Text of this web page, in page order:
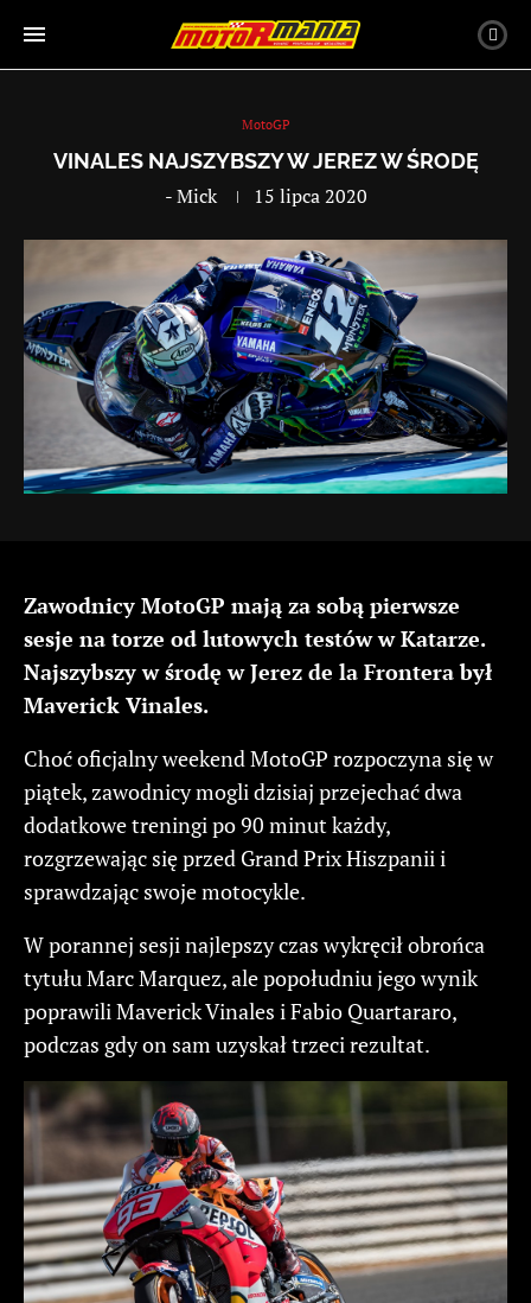
MotoGP
VINALES NAJSZYBSZY W JEREZ W ŚRODĘ
-Mick 15 lipca 2020
Zawodnicy MotoGP mają za sobą pierwsze
sesje na torze od lutowych testów w Katarze.
Najszybszy w środę w Jerez de la Frontera był
Maverick Vinales.
Choć oficjalny weekend MotoGP rozpoczyna się w
piątek, zawodnicy mogli dzisiaj przejechać dwa
dodatkowe treningi po 90 minut każdy,
rozgrzewając się przed Grand Prix Hiszpanii i
sprawdzając swoje motocykle.
W porannej sesji najlepszy czas wykręcił obrońca
tytułu Marc Marquez, ale popołudniu jego wynik
poprawili Maverick Vinales i Fabio Quartararo,
podczas gdy on sam uzyskał trzeci rezultat.